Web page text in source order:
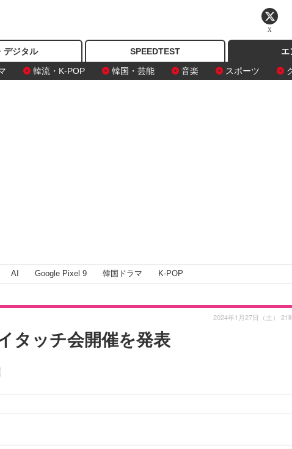
デジタル SPEEDTEST
エ
韓流・K-POP 韓国・芸能 音楽 スポーツ
AI Google Pixel 9 韓国ドラマ K-POP
タッチ会開催を発表
2024年1月27日（土） 21
X